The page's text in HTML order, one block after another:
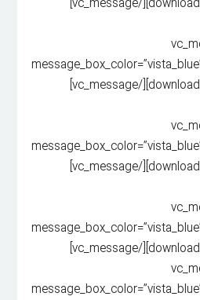
fa-download”][download id=”4225″][/vc_message]